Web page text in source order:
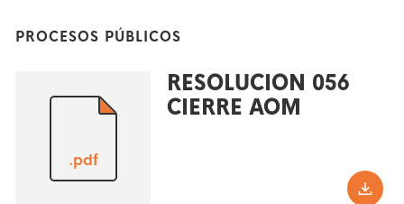
PROCESOS PÚBLICOS
.pdf
RESOLUCION 056
CIERRE AOM